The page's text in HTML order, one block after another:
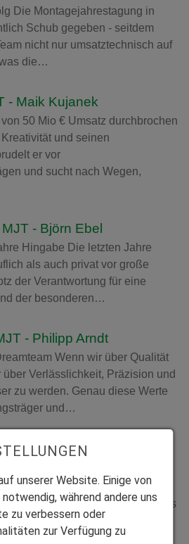
Die Montagejahrestagung in
Schub gegeben - seitdem
nicht nur umsatztechnisch auf
die…
- Maik Kujanek
50 Mio € Umsatz durchbrochen
und seinen
er vor
und sucht nach Wegen,
- Björn Ebel
Hingabe Die letzten Jahre
als auch privat vor große
der Verantwortung für eine
der besonderen…
- Philipp Arndt
Wenn wir über Qualität
Verlässlichkeit, Präzision und
zu werden. Genau diese Werte
und…
MJT -
Im Juni 2018 begann die
– und was für eine Reise das
überzeugte er mit seiner hohen
unserer Website. Einige von
während andere uns
zu verbessern oder
zur Verfügung zu